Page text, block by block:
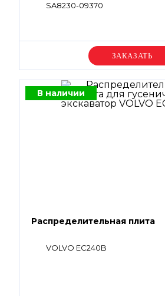
SA8230-09370
Уточняйте цену
В наличии
Распределительная плита
VOLVO EC240B